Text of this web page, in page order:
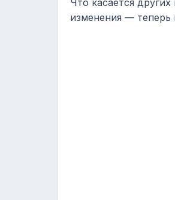
Что касается
изменения — теперь